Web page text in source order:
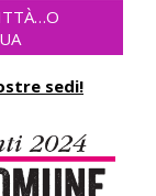
sedi!